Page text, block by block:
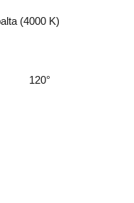
(4000 K)
120°